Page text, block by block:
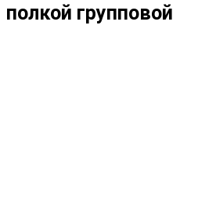
полкой групповой